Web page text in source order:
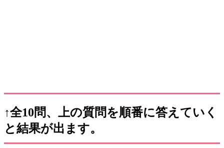
↑全10問、上の質問を順番に答えていく
と結果が出ます。